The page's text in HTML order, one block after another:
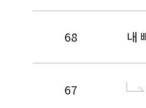
68 내
67